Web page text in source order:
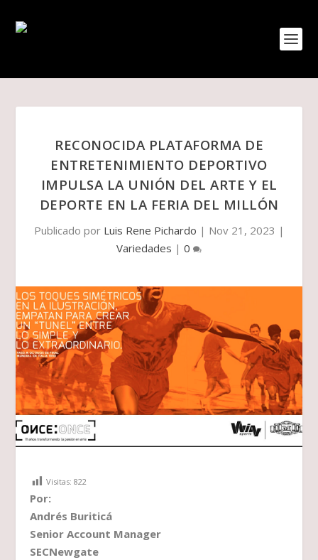
RECONOCIDA PLATAFORMA DE
ENTRETENIMIENTO DEPORTIVO
IMPULSA LA UNIÓN DEL ARTE Y EL
DEPORTE EN LA FERIA DEL MILLÓN
Publicado por Luis Rene Pichardo | Nov 21, 2023 |
Variedades | 0
Visitas: 822
Por:
Andrés Buriticá
Senior Account Manager
SECNewgate